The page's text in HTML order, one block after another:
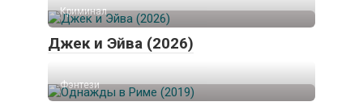
Криминал
Джек и Эйва (2026)
Фэнтези